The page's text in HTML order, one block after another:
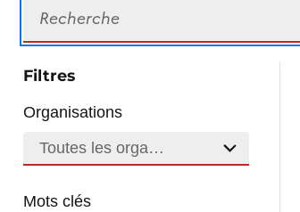
Filtres
Organisations
Toutes les organisations
Mots clés